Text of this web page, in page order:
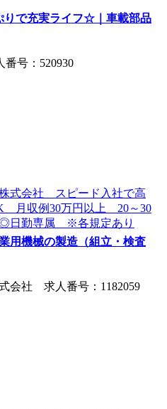
りで充実ライフ☆｜車載部品
号：520930
用機械の製造（組立・検査
会社 求人番号：1182059